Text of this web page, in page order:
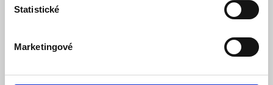
Statistické
Marketingové
degradace vyvolané světlem nebo teplotou, což podstatně
Vysoká efektivita
Svou konstrukcí přináší tento panel další možnosti, jak
totiž vestavěný ukazatel úhlu dopadu slunečních paprsků